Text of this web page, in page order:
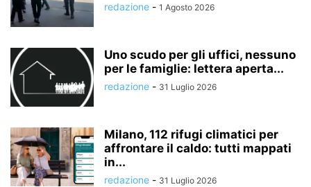
redazione - 1 Agosto 2026
Uno scudo per gli uffici, nessuno
per le famiglie: lettera aperta...
redazione - 31 Luglio 2026
Milano, 112 rifugi climatici per
affrontare il caldo: tutti mappati
in...
redazione - 31 Luglio 2026